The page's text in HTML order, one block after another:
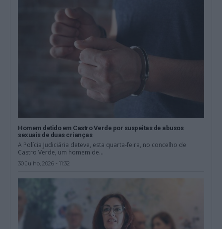
Homem detido em Castro Verde por suspeitas de abusos
sexuais de duas crianças
A Polícia Judiciária deteve, esta quarta-feira, no concelho de
Castro Verde, um homem de...
30 Julho, 2026 - 11:32